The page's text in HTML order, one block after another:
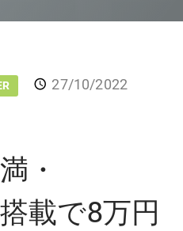
27/10/2022
・
載で8万円